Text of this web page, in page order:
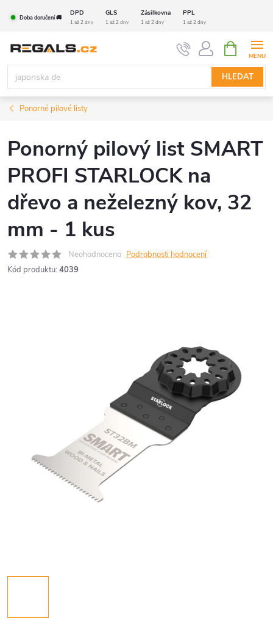
Doba doručení 🚚
DPD GLS Zásilkovna PPL
1 až 2 dny 1 až 2 dny 1 až 2 dny 1 až 2 dny
HLEDAT
NÁKUPNÍ
KOŠÍK
Ponorné pilové listy
Ponorný pilový list SMART
PROFI STARLOCK na
dřevo a neželezný kov, 32
mm - 1 kus
Neohodnoceno Podrobnosti hodnocení
Kód produktu: 4039